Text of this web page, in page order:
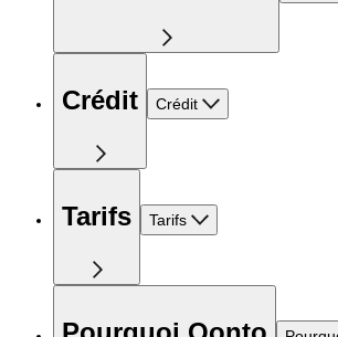
Crédit Crédit
Tarifs Tarifs